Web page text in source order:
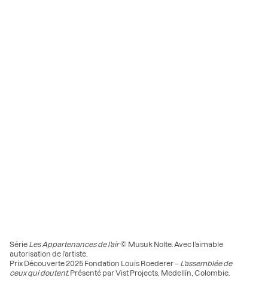
Série Les Appartenances de l’air© Musuk Nolte. Avec l’aimable
autorisation de l’artiste.
Prix Découverte 2025 Fondation Louis Roederer – L’assemblée de
ceux qui doutent. Présenté par Vist Projects, Medellín, Colombie.